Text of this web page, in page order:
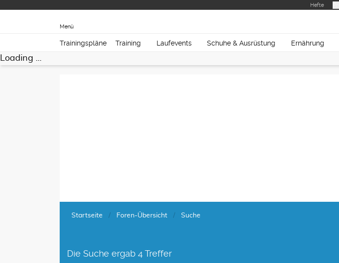
Hefte
Menü
Trainingspläne Training Laufevents Schuhe & Ausrüstung Ernährung
Loading ...
Startseite Foren-Übersicht Suche
Die Suche ergab 4 Treffer